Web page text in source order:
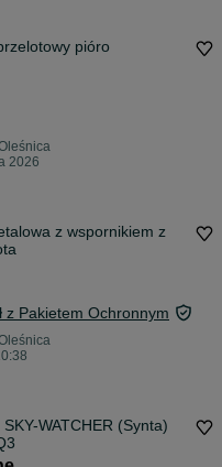
pióro
2026
z wspornikiem z
z Pakietem Ochronnym
WATCHER (Synta)